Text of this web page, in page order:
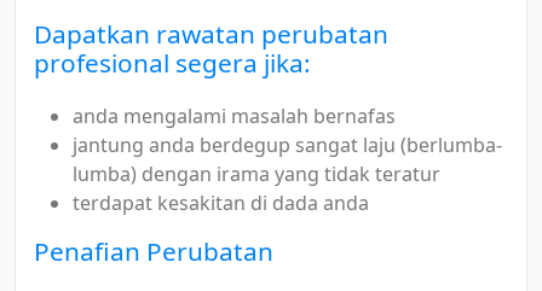
Dapatkan rawatan perubatan
profesional segera jika:
anda mengalami masalah bernafas
jantung anda berdegup sangat laju (berlumba-
lumba) dengan irama yang tidak teratur
terdapat kesakitan di dada anda
Penafian Perubatan